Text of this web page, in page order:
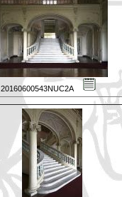
20160600543NUC2A